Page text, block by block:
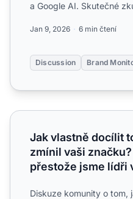
a Google AI. Skutečné
Jan 9, 2026 6 min čtení
Discussion Brand
Jak vlastně docílit toho,
Jak vlastně docílit
zmínil vaši
přestože jsme lídři
Diskuze komunity o tom,